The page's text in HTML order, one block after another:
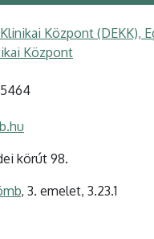
Központ (DEKK),
Központ
körút 98.
, 3. emelet, 3.23.1